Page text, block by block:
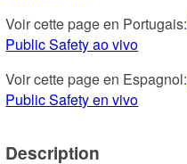
Voir cette page en Portugais:
Public Safety ao vivo
Voir cette page en Espagnol:
Public Safety en vivo
Description